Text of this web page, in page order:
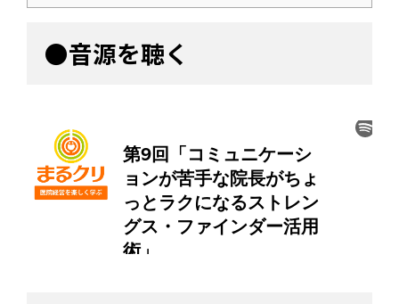
●音源を聴く